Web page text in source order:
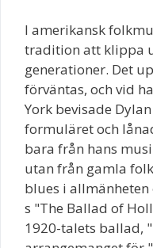
I amerikansk
tradition att klippa
generationer. Det
förväntas, och vid
York bevisade
formuläret och
bara från hans
utan från gamla
blues i
s "The Ballad of
1920-talets ballad,